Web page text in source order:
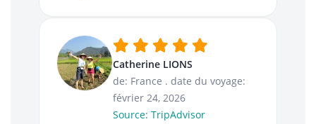
Catherine LIONS
de: France . date du voyage:
février 24, 2026
Source: TripAdvisor